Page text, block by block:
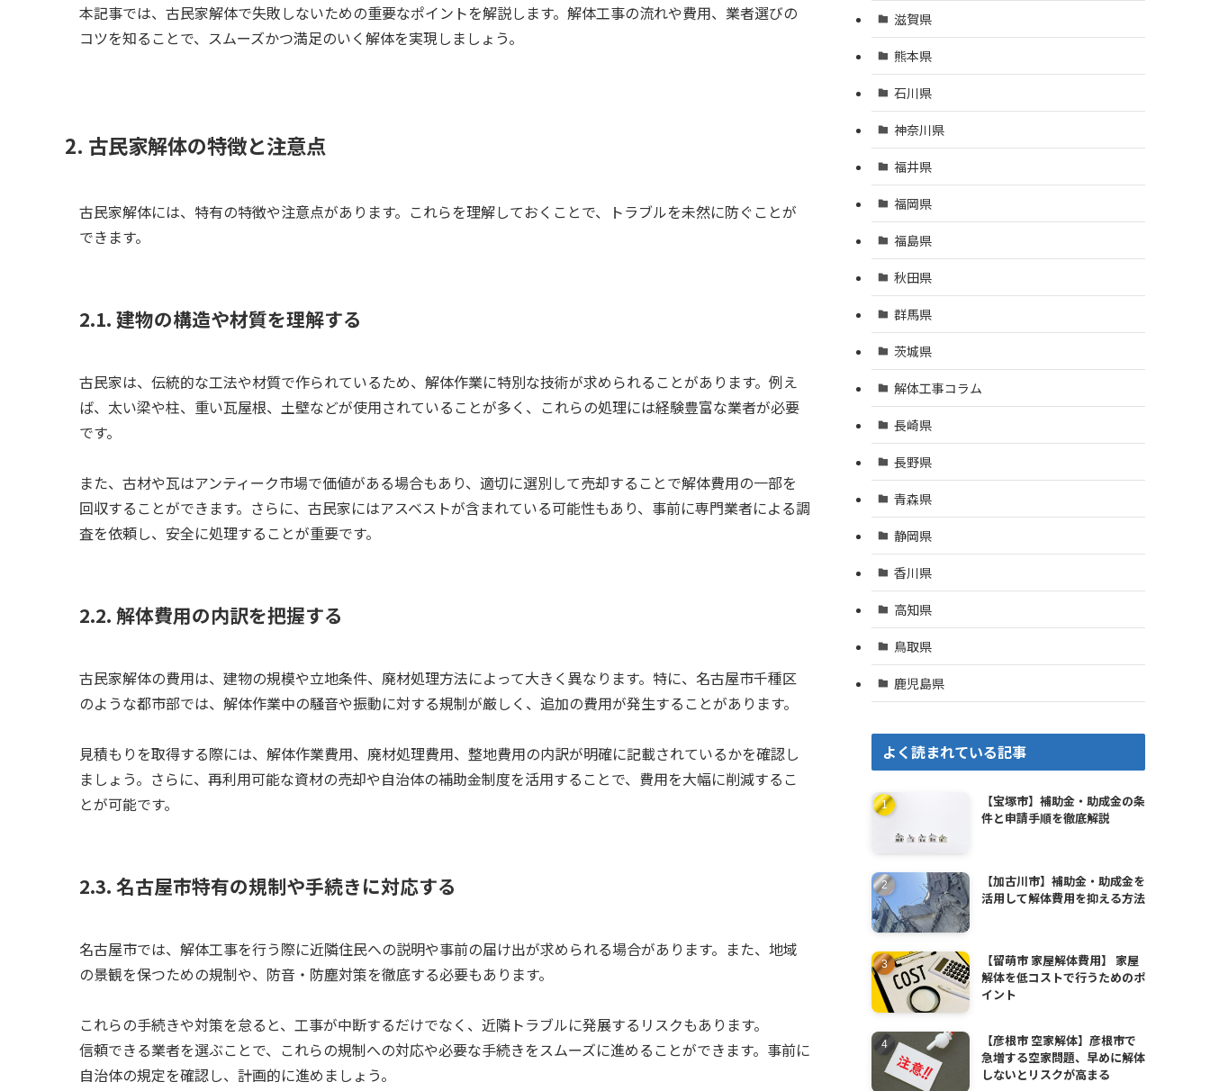
本記事では、古民家解体で失敗しないための重要なポイントを解説します。解体工事の流れや費用、業者選びの
コツを知ることで、スムーズかつ満足のいく解体を実現しましょう。
2. 古民家解体の特徴と注意点
古民家解体には、特有の特徴や注意点があります。これらを理解しておくことで、トラブルを未然に防ぐことが
できます。
2.1. 建物の構造や材質を理解する
古民家は、伝統的な工法や材質で作られているため、解体作業に特別な技術が求められることがあります。例え
ば、太い梁や柱、重い瓦屋根、土壁などが使用されていることが多く、これらの処理には経験豊富な業者が必要
です。
また、古材や瓦はアンティーク市場で価値がある場合もあり、適切に選別して売却することで解体費用の一部を
回収することができます。さらに、古民家にはアスベストが含まれている可能性もあり、事前に専門業者による調
査を依頼し、安全に処理することが重要です。
2.2. 解体費用の内訳を把握する
古民家解体の費用は、建物の規模や立地条件、廃材処理方法によって大きく異なります。特に、名古屋市千種区
のような都市部では、解体作業中の騒音や振動に対する規制が厳しく、追加の費用が発生することがあります。
見積もりを取得する際には、解体作業費用、廃材処理費用、整地費用の内訳が明確に記載されているかを確認し
ましょう。さらに、再利用可能な資材の売却や自治体の補助金制度を活用することで、費用を大幅に削減するこ
とが可能です。
2.3. 名古屋市特有の規制や手続きに対応する
名古屋市では、解体工事を行う際に近隣住民への説明や事前の届け出が求められる場合があります。また、地域
の景観を保つための規制や、防音・防塵対策を徹底する必要もあります。
これらの手続きや対策を怠ると、工事が中断するだけでなく、近隣トラブルに発展するリスクもあります。
信頼できる業者を選ぶことで、これらの規制への対応や必要な手続きをスムーズに進めることができます。事前に
自治体の規定を確認し、計画的に進めましょう。
滋賀県
熊本県
石川県
神奈川県
福井県
福岡県
福島県
秋田県
群馬県
茨城県
解体工事コラム
長崎県
長野県
青森県
静岡県
香川県
高知県
鳥取県
鹿児島県
よく読まれている記事
【宝塚市】補助金・助成金の条
件と申請手順を徹底解説
【加古川市】補助金・助成金を
活用して解体費用を抑える方法
【留萌市 家屋解体費用】 家屋
解体を低コストで行うためのポ
イント
【彦根市 空家解体】彦根市で
急増する空家問題、早めに解体
しないとリスクが高まる